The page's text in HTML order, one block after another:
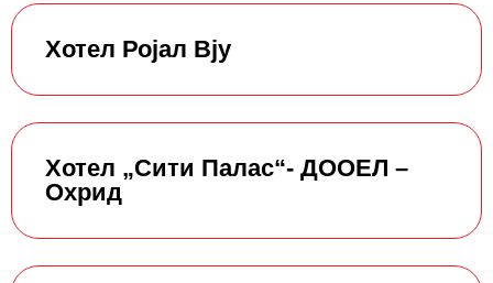
Хотел Ројал Вју
Хотел „Сити Палас“- ДООЕЛ –
Охрид